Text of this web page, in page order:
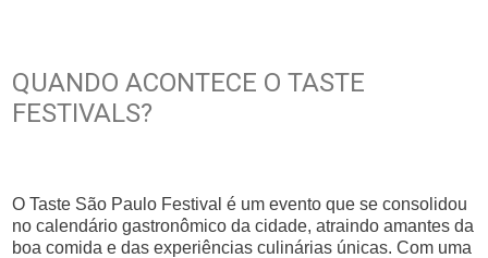
QUANDO ACONTECE O TASTE
FESTIVALS?
O Taste São Paulo Festival é um evento que se consolidou
no calendário gastronômico da cidade, atraindo amantes da
boa comida e das experiências culinárias únicas. Com uma